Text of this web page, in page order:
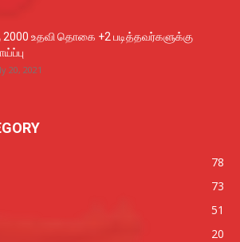
2000 உதவி தொகை +2 படித்தவர்களுக்கு
20, 2021
78
73
51
20